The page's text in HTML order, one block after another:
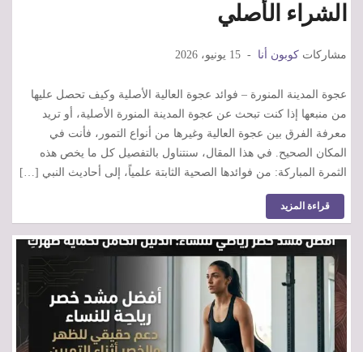
الشراء الأصلي
مشاركات كوبون أنا 15 يونيو، 2026
عجوة المدينة المنورة – فوائد عجوة العالية الأصلية وكيف تحصل عليها
من منبعها إذا كنت تبحث عن عجوة المدينة المنورة الأصلية، أو تريد
معرفة الفرق بين عجوة العالية وغيرها من أنواع التمور، فأنت في
المكان الصحيح. في هذا المقال، سنتناول بالتفصيل كل ما يخص هذه
الثمرة المباركة: من فوائدها الصحية الثابتة علمياً، إلى أحاديث النبي […]
قراءة المزيد